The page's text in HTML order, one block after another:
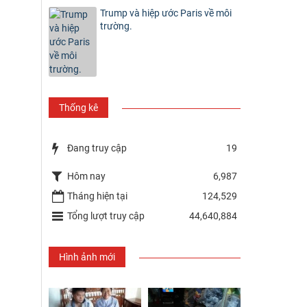
Trump và hiệp ước Paris về môi
trường.
Thống kê
Đang truy cập 19
Hôm nay
6,987
Tháng hiện tại
124,529
Tổng lượt truy cập
44,640,884
Hình ảnh mới